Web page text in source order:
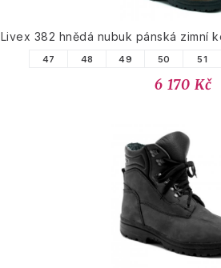
Livex 382 hnědá nubuk pánská zimní
47 48 49 50 51
6 170 Kč